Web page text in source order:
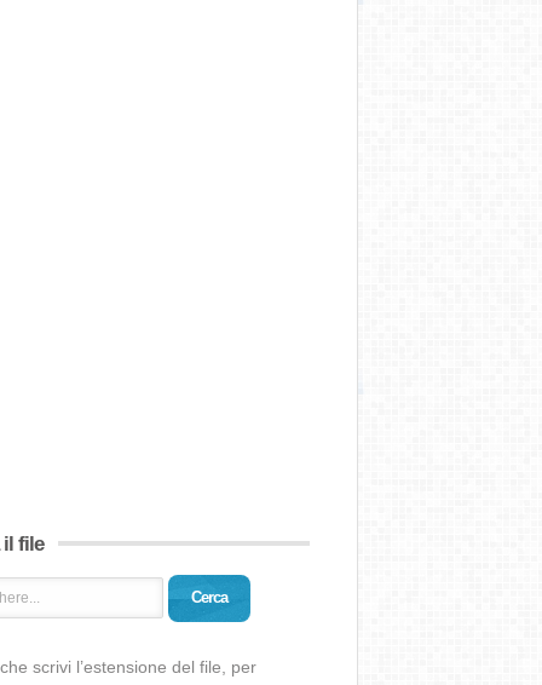
il file
Cerca
scrivi l’estensione del file, per